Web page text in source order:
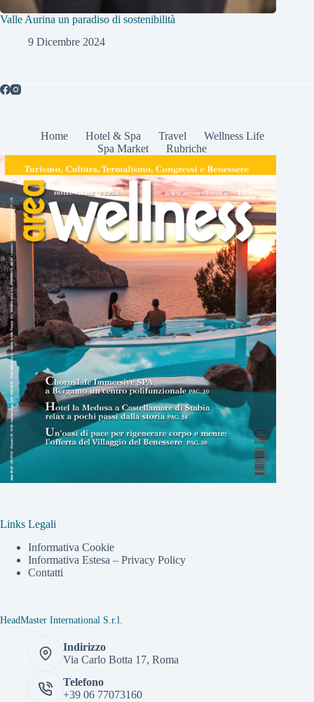
Valle Aurina un paradiso di sostenibilità
9 Dicembre 2024
Home Hotel & Spa Travel
Wellness Life
Spa Market
Rubriche
Links Legali
Informativa Cookie
Informativa Estesa – Privacy Policy
Contatti
HeadMaster International S.r.l.
Indirizzo
Via Carlo Botta 17, Roma
Telefono
+39 06 77073160